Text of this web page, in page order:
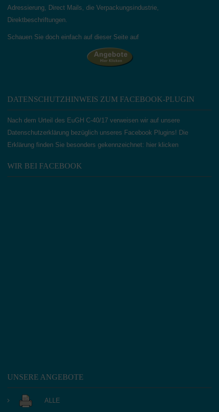
Adressierung, Direct Mails, die Verpackungsindustrie,
Direktbeschriftungen.
Schauen Sie doch einfach auf dieser Seite auf
DATENSCHUTZHINWEIS ZUM FACEBOOK-PLUGIN
Nach dem Urteil des EuGH C‑40/17 verweisen wir auf unsere
Datenschutzerklärung bezüglich unseres Facebook Plugins! Die
Erklärung finden Sie besonders gekennzeichnet: hier klicken
WIR BEI FACEBOOK
UNSERE ANGEBOTE
ALLE